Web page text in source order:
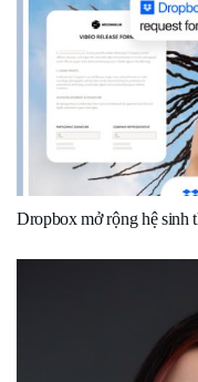
Dropbox mở rộng hệ sinh